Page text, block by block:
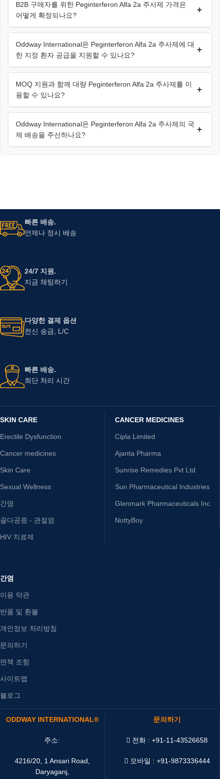
B2B 구매자를 위한 Peginterferon Alfa 2a 주사제 가격은
어떻게 확정되나요?
+
Oddway International은 Peginterferon Alfa 2a 주사제에 대
한 지정 환자 공급을 지원할 수 있나요?
+
MOQ 지원과 함께 대량 Peginterferon Alfa 2a 주사제를 이
용할 수 있나요?
+
Oddway International은 Peginterferon Alfa 2a 주사제의 국
제 배송을 주선하나요?
+
빠른 배송.
언제나 정시 배송
24/7 지원.
지금 채팅하기
다양한 결제 옵션
전신 송금, L/C
빠른 배송.
최단 처리 시간
SKIN CARE
Erectile Dysfunction
Cancer medicines
Skin Care
Sexual Wellness
간염
골다공증 - 관절염
HIV 치료제
CANCER MEDICINES
Cipla Limited
Ajanta Pharma
Sunrise Remedies Pvt Ltd
Sun Pharmaceutical Industries
Glenmark Pharmaceuticals Inc
NottyBoy
간염
이용 약관
반품 및 환불
개인정보 처리방침
문의하기
면책 조항
사이트맵
블로그
ODDWAY INTERNATIONAL®
주소:
4216/20, 1 Ansari Road,
Daryaganj,
문의하기
전화 : +91-11-43526658
모바일 : +91-9873336444